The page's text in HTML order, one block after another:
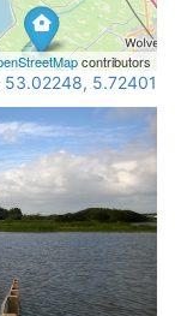
contributors
53.02248, 5.72401